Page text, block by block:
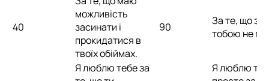
40
можливість
засинати і
прокидатися в
твоїх обіймах.
90
За те, що
тобою не
Я люблю тебе за
Я люблю